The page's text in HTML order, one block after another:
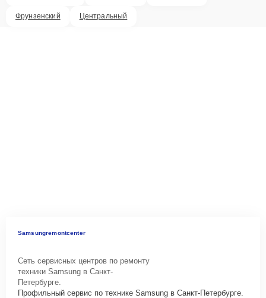
Фрунзенский Центральный
Samsungremontcenter
Сеть сервисных центров по ремонту
техники Samsung в Санкт-
Петербурге.
Профильный сервис по технике Samsung в Санкт-Петербурге.